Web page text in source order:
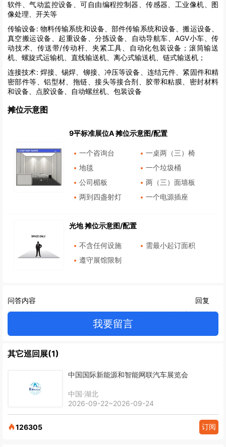
软件、气动监控设备、可自由编程控制器、传感器、工业像机、图
像处理、开关等
传输设备: 物料传输系统和设备、部件传输系统和设备、搬运设备、
真空搬运设备、起重设备、分拣设备、自动导航车、AGV小车、传
动技术、传送带/传动杆、夹紧工具、自动化包装设备；滚筒输送
机、螺旋式运输机、直线输送机、离心式输送机、链式输送机；
连接技术: 焊接、锡焊、铆接、冲压等设备、连结元件、紧固件和精
密部件等、铝型材、拖链、接头等接合剂、胶带和粘膜、密封材料
和设备、点胶设备、自动螺丝机、包装设备
摊位示意图
9平标准展位A 摊位示意图/配置
一个咨询台
一桌两（三）椅
地毯
一个垃圾桶
公司楣板
两（三）面墙板
两到四盏射灯
一个电源插座
光地 摊位示意图/配置
不含任何设施
需最小起订面积
遵守展馆限制
问答内容 回复
我要留言
其它巡回展(1)
中国国际新能源和智能网联汽车展览会
中国·湖北
2026-09-22~2026-09-24
126305 订阅